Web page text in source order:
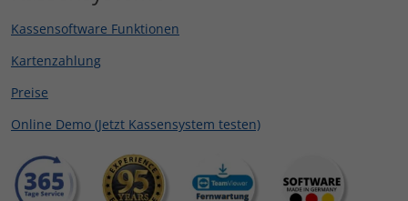
Kassensoftware Funktionen
Kartenzahlung
Preise
Online Demo (Jetzt Kassensystem testen)